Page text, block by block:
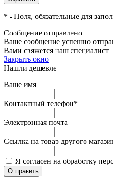
* - Поля, обязательные для
Сообщение отправлено
Ваше сообщение успешно
Вами свяжется наш специалист
Закрыть окно
Нашли дешевле
Ваше имя
Контактный телефон*
Электронная почта
Ссылка на товар другого
Я согласен на обработку